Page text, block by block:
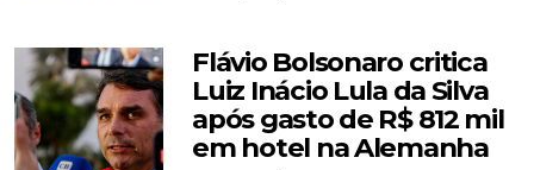
Flávio Bolsonaro critica
Luiz Inácio Lula da Silva
após gasto de R$ 812 mil
em hotel na Alemanha